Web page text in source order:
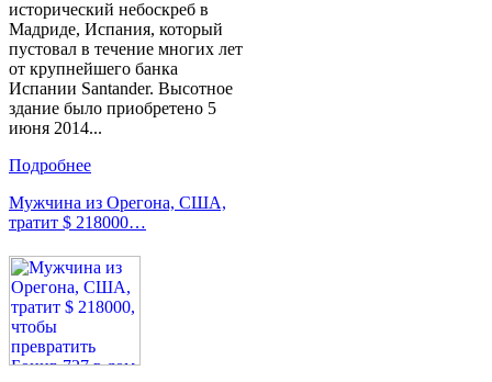
исторический небоскреб в
Мадриде, Испания, который
пустовал в течение многих лет
от крупнейшего банка
Испании Santander. Высотное
здание было приобретено 5
июня 2014...
Подробнее
Мужчина из Орегона, США,
тратит $ 218000…